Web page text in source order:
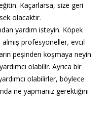
Kaçarlarsa, size geri
olacaktır.
yardım isteyin. Köpek
almış profesyoneller, evcil
peşinden koşmaya neyin
olabilir. Ayrıca bir
olabilirler, böylece
ne yapmanız gerektiğini